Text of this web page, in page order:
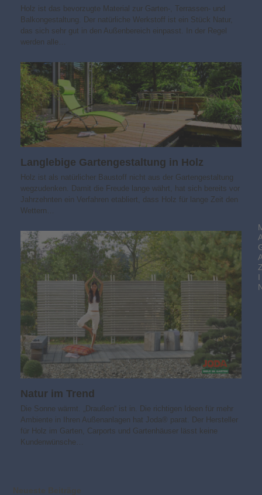
Holz ist das bevorzugte Material zur Garten-, Terrassen- und
Balkongestaltung. Der natürliche Werkstoff ist ein Stück Natur,
das sich sehr gut in den Außenbereich einpasst. In der Regel
werden alle…
Langlebige Gartengestaltung in Holz
Holz ist als natürlicher Baustoff nicht aus der Gartengestaltung
wegzudenken. Damit die Freude lange währt, hat sich bereits vor
Jahrzehnten ein Verfahren etabliert, dass Holz für lange Zeit den
Wettern…
Natur im Trend
Die Sonne wärmt. „Draußen“ ist in. Die richtigen Ideen für mehr
Ambiente in Ihren Außenanlagen hat Joda® parat. Der Hersteller
für Holz im Garten, Carports und Gartenhäuser lässt keine
Kundenwünsche…
I